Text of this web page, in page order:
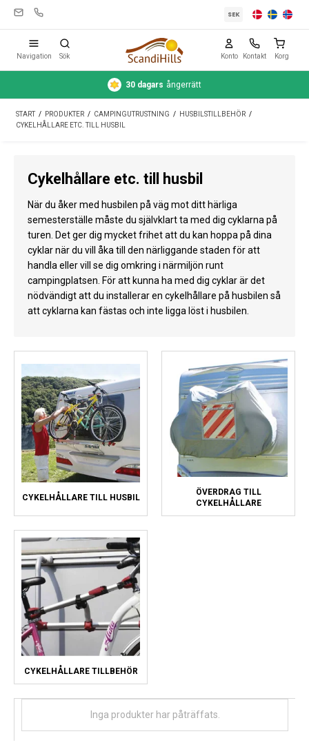
Tält
Rengöring & skötsel
Reseutrustning
Bil & släp
Gas
Vatten
Elartiklar
Väderstationer
Reservdelar
Erbjudanden
Restförsäljning
SEK
Navigation Sök Konto Kontakt Korg
30 dagars ångerrätt
START / PRODUKTER / CAMPINGUTRUSTNING / HUSBILSTILLBEHÖR /
CYKELHÅLLARE ETC. TILL HUSBIL
Cykelhållare etc. till husbil
När du åker med husbilen på väg mot ditt härliga
semesterställe måste du självklart ta med dig cyklarna på
turen. Det ger dig mycket frihet att du kan hoppa på dina
cyklar när du vill åka till den närliggande staden för att
handla eller vill se dig omkring i närmiljön runt
campingplatsen. För att kunna ha med dig cyklar är det
nödvändigt att du installerar en cykelhållare på husbilen så
att cyklarna kan fästas och inte ligga löst i husbilen.
CYKELHÅLLARE TILL HUSBIL
ÖVERDRAG TILL
CYKELHÅLLARE
CYKELHÅLLARE TILLBEHÖR
Inga produkter har påträffats.